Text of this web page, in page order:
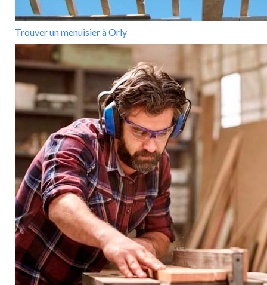
Trouver un menuisier à Orly